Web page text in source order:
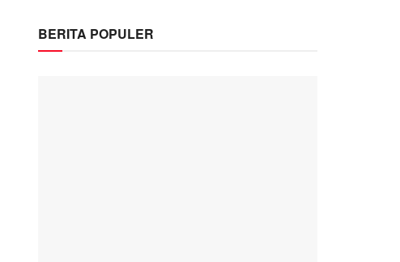
BERITA POPULER